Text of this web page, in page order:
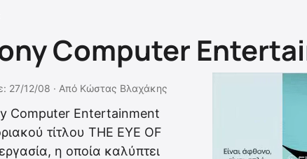
Computer
27/12/08 · Από Κώστας Βλαχάκης
Computer Entertainment
τίτλου THE EYE OF
η οποία καλύπτει